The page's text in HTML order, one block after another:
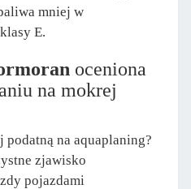
mniej w
E.
oceniona
na mokrej
podatną na aquaplaning?
zjawisko
pojazdami